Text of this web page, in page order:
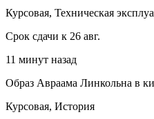
Курсовая, Техническая
Срок сдачи к 26 авг.
11 минут назад
Образ Авраама Линкольна в
Курсовая, История